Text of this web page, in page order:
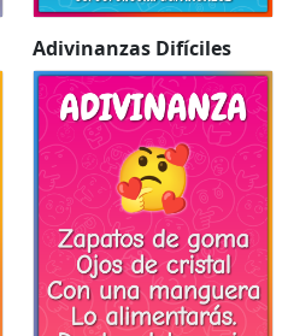
Adivinanzas Difíciles